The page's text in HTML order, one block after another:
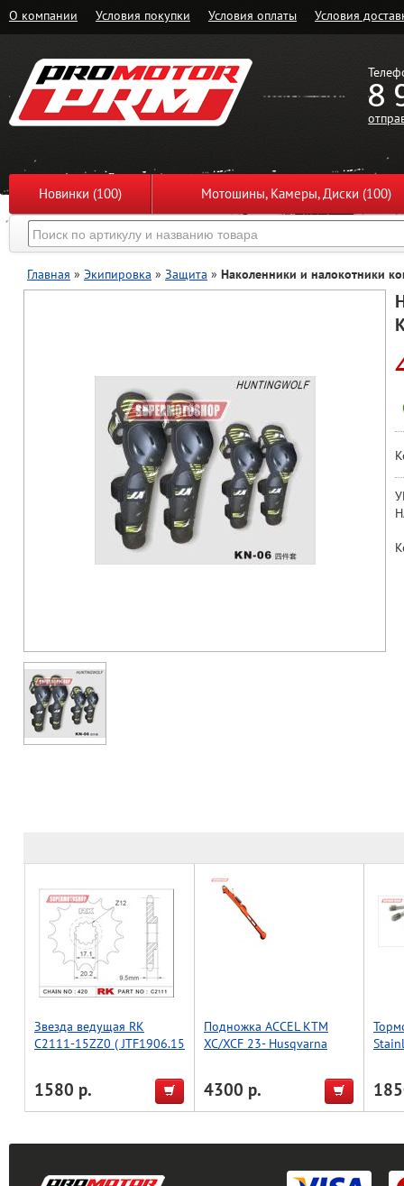
О компании Условия покупки Условия оплаты Условия
8
Новинки (100) Мотошины, Камеры, Диски (100)
Главная » Экипировка » Защита » Наколенники и налокотники
Звезда ведущая RK
C2111-15ZZ0 ( JTF1906.15
1580 р.
Подножка ACCEL KTM
XC/XCF 23- Husqvarna
4300 р.